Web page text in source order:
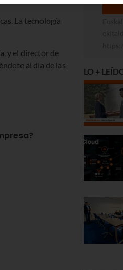
La tecnología
y el director de
al día de las
LO +